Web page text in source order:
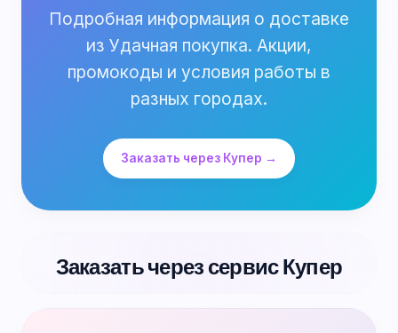
Подробная информация о доставке
из Удачная покупка. Акции,
промокоды и условия работы в
разных городах.
Заказать через Купер →
Заказать через сервис Купер